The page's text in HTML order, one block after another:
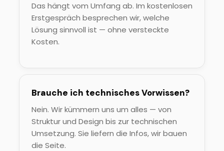
Das hängt vom Umfang ab. Im kostenlosen
Erstgespräch besprechen wir, welche
Lösung sinnvoll ist — ohne versteckte
Kosten.
Brauche ich technisches Vorwissen?
Nein. Wir kümmern uns um alles — von
Struktur und Design bis zur technischen
Umsetzung. Sie liefern die Infos, wir bauen
die Seite.